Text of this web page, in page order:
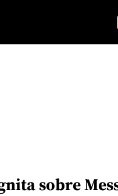
sobre